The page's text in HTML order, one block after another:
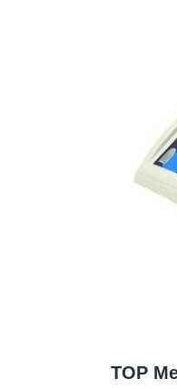
TOP